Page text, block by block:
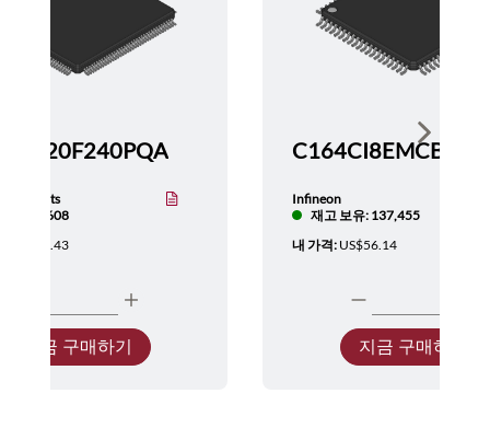
보유: 5,608
US$137.43
지금 구매하기
Infineon
재고 보유: 137,455
내 가격: US$56.14
지금 구매하기
Show